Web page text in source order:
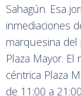
Sahagún. Esa
inmediaciones
marquesina
Plaza Mayor.
céntrica Plaza
de 11:00 a